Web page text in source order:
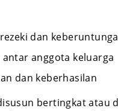
dan
anggota keluarga
dan keberhasilan
bertingkat atau